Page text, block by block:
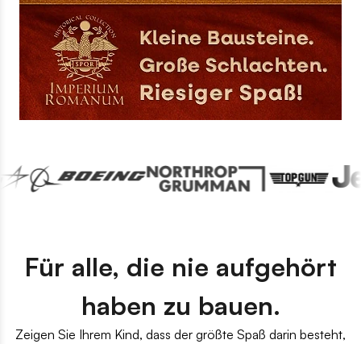
Für alle, die nie aufgehört
haben zu bauen.
Zeigen Sie Ihrem Kind, dass der größte Spaß darin besteht,